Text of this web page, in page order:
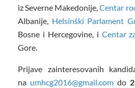
iz Severne Makedonije,Centar
Albanije, Helsinški Parlament
Bosne i Hercegovine, i Centar
Gore.
Prijave zainteresovanih
na umhcg2016@gmail.comdo